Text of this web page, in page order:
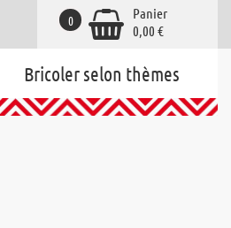
Panier
0,00 €
0
Bricoler selon thèmes